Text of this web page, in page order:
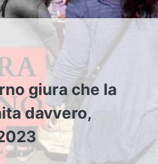
giura che la
davvero,